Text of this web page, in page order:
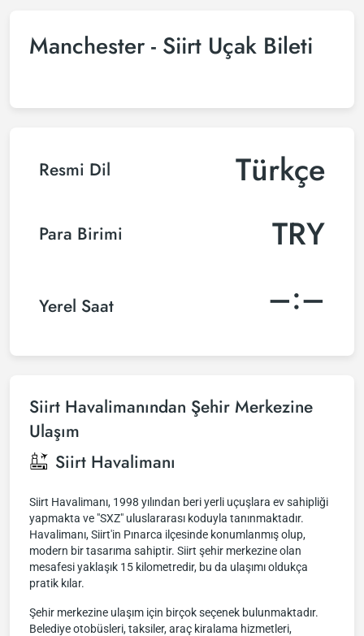
Manchester - Siirt Uçak Bileti
Resmi Dil Türkçe
Para Birimi TRY
Yerel Saat –:–
Siirt Havalimanından Şehir Merkezine
Ulaşım
Siirt Havalimanı
Siirt Havalimanı, 1998 yılından beri yerli uçuşlara ev sahipliği
yapmakta ve "SXZ" uluslararası koduyla tanınmaktadır.
Havalimanı, Siirt'in Pınarca ilçesinde konumlanmış olup,
modern bir tasarıma sahiptir. Siirt şehir merkezine olan
mesafesi yaklaşık 15 kilometredir, bu da ulaşımı oldukça
pratik kılar.
Şehir merkezine ulaşım için birçok seçenek bulunmaktadır.
Belediye otobüsleri, taksiler, araç kiralama hizmetleri,